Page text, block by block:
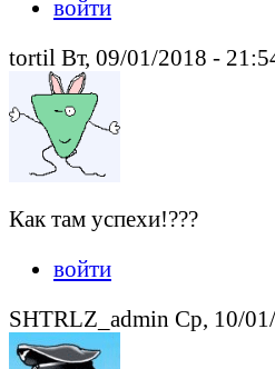
войти
tortil Вт, 09/01/2018 -
Как там успехи!???
войти
SHTRLZ_admin Ср, 10/